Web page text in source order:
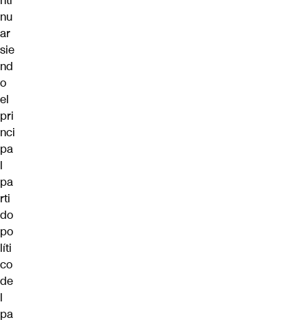
nu
ar
sie
nd
o
el
pri
nci
pa
l
pa
rti
do
po
líti
co
de
l
pa